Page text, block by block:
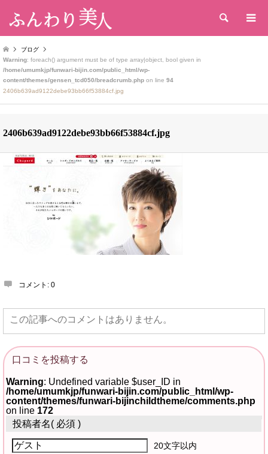
検索
ブログ
Warning: foreach() argument must be of type array|object, bool given in
/home/umumkjp/funwari-bijin.com/public_html/wp-
content/themes/gensen_tcd050/breadcrumb.php on line 94
2406b639ad9122debe93bb66f53884cf.jpg
2406b639ad9122debe93bb66f53884cf.jpg
コメント: 0
この記事へのコメントはありません。
口コミを投稿する
Warning : Undefined variable $user_ID in
/home/umumkjp/funwari-bijin.com/public_html/wp-
content/themes/funwari-bijinchildtheme/comments.php
on line 172
投稿者名( 必須 )
20文字以内